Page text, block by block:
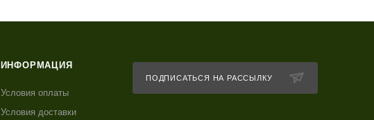
ИНФОРМАЦИЯ
Условия оплаты
Условия доставки
ПОДПИСАТЬСЯ НА РАССЫЛКУ